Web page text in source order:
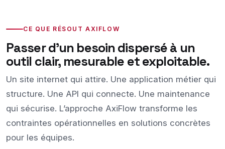
CE QUE RÉSOUT AXIFLOW
Passer d’un besoin dispersé à un
outil clair, mesurable et exploitable.
Un site internet qui attire. Une application métier qui
structure. Une API qui connecte. Une maintenance
qui sécurise. L’approche AxiFlow transforme les
contraintes opérationnelles en solutions concrètes
pour les équipes.